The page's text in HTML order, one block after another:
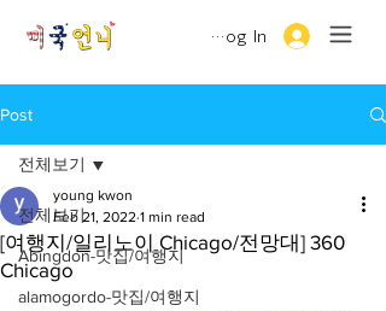
Log In
Post
전체보기
Abingdon-맛집/여행지
alamogordo-맛집/여행지
전체보기
[여행지/일리노이 Chicago/전망대] 360
Chicago
young kwon
Feb 21, 2022 1 min read